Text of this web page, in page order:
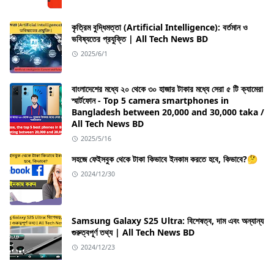
কৃত্রিম বুদ্ধিমত্তা (Artificial Intelligence): বর্তমান ও
ভবিষ্যতের প্রযুক্তি | All Tech News BD
2025/6/1
বাংলাদেশের মধ্যে ২০ থেকে ৩০ হাজার টাকার মধ্যে সেরা ৫ টি ক্যামেরা
স্মার্টফোন - Top 5 camera smartphones in
Bangladesh between 20,000 and 30,000 taka /
All Tech News BD
2025/5/16
সহজে ফেইসবুক থেকে টাকা কিভাবে ইনকাম করতে হবে, কিভাবে?🤔
2024/12/30
Samsung Galaxy S25 Ultra: বিশেষত্ব, দাম এবং অন্যান্য
গুরুত্বপূর্ণ তথ্য | All Tech News BD
2024/12/23